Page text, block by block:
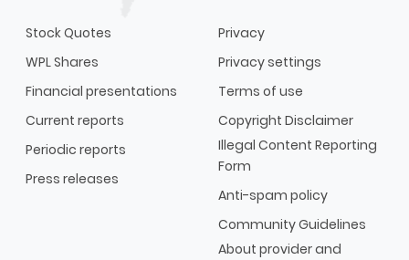
Stock Quotes
WPL Shares
Financial presentations
Current reports
Periodic reports
Press releases
Privacy
Privacy settings
Terms of use
Copyright Disclaimer
Illegal Content Reporting
Form
Anti-spam policy
Community Guidelines
About provider and